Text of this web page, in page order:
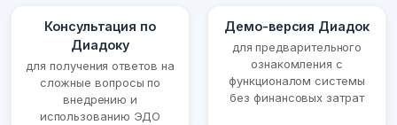
Консультация по
Диадоку
для получения ответов на
сложные вопросы по
внедрению и
использованию ЭДО
Демо-версия Диадок
для предварительного
ознакомления с
функционалом системы
без финансовых затрат